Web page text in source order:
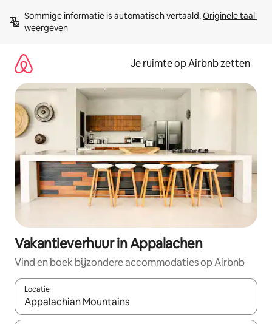
direct
naar
Sommige informatie is automatisch vertaald. Originele taal
weergeven
Je ruimte op Airbnb zetten
Vakantieverhuur in Appalachen
Vind en boek bijzondere accommodaties op Airbnb
Locatie
Wanneer er suggesties beschikbaar zijn, maak je een keuze